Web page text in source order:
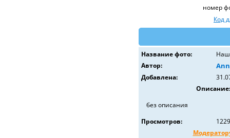
номер
Код
Название фото:
Автор:
Добавлена:
Описание:
без описания
Просмотров:
1229